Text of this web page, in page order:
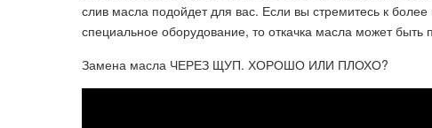
слив масла подойдет для вас. Если вы стремитесь к более
специальное оборудование, то откачка масла может быть
Замена масла ЧЕРЕЗ ЩУП. ХОРОШО ИЛИ ПЛОХО?